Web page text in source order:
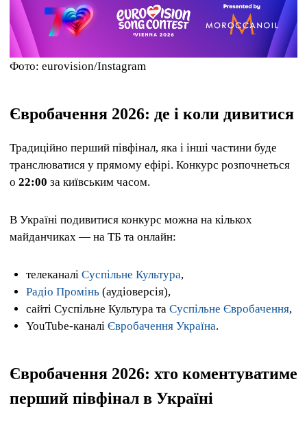
Фото: eurovision/Instagram
Євробачення 2026: де і коли дивитися
Традиційно перший півфінал, яка і інші частини буде
транслюватися у прямому ефірі. Конкурс розпочнеться
о 22:00 за київським часом.
В Україні подивитися конкурс можна на кількох
майданчиках — на ТБ та онлайн:
телеканалі Суспільне Культура,
Радіо Промінь (аудіоверсія),
сайті Суспільне Культура та Суспільне Євробачення,
YouTube-каналі Євробачення Україна.
Євробачення 2026: хто коментуватиме
перший півфінал в Україні